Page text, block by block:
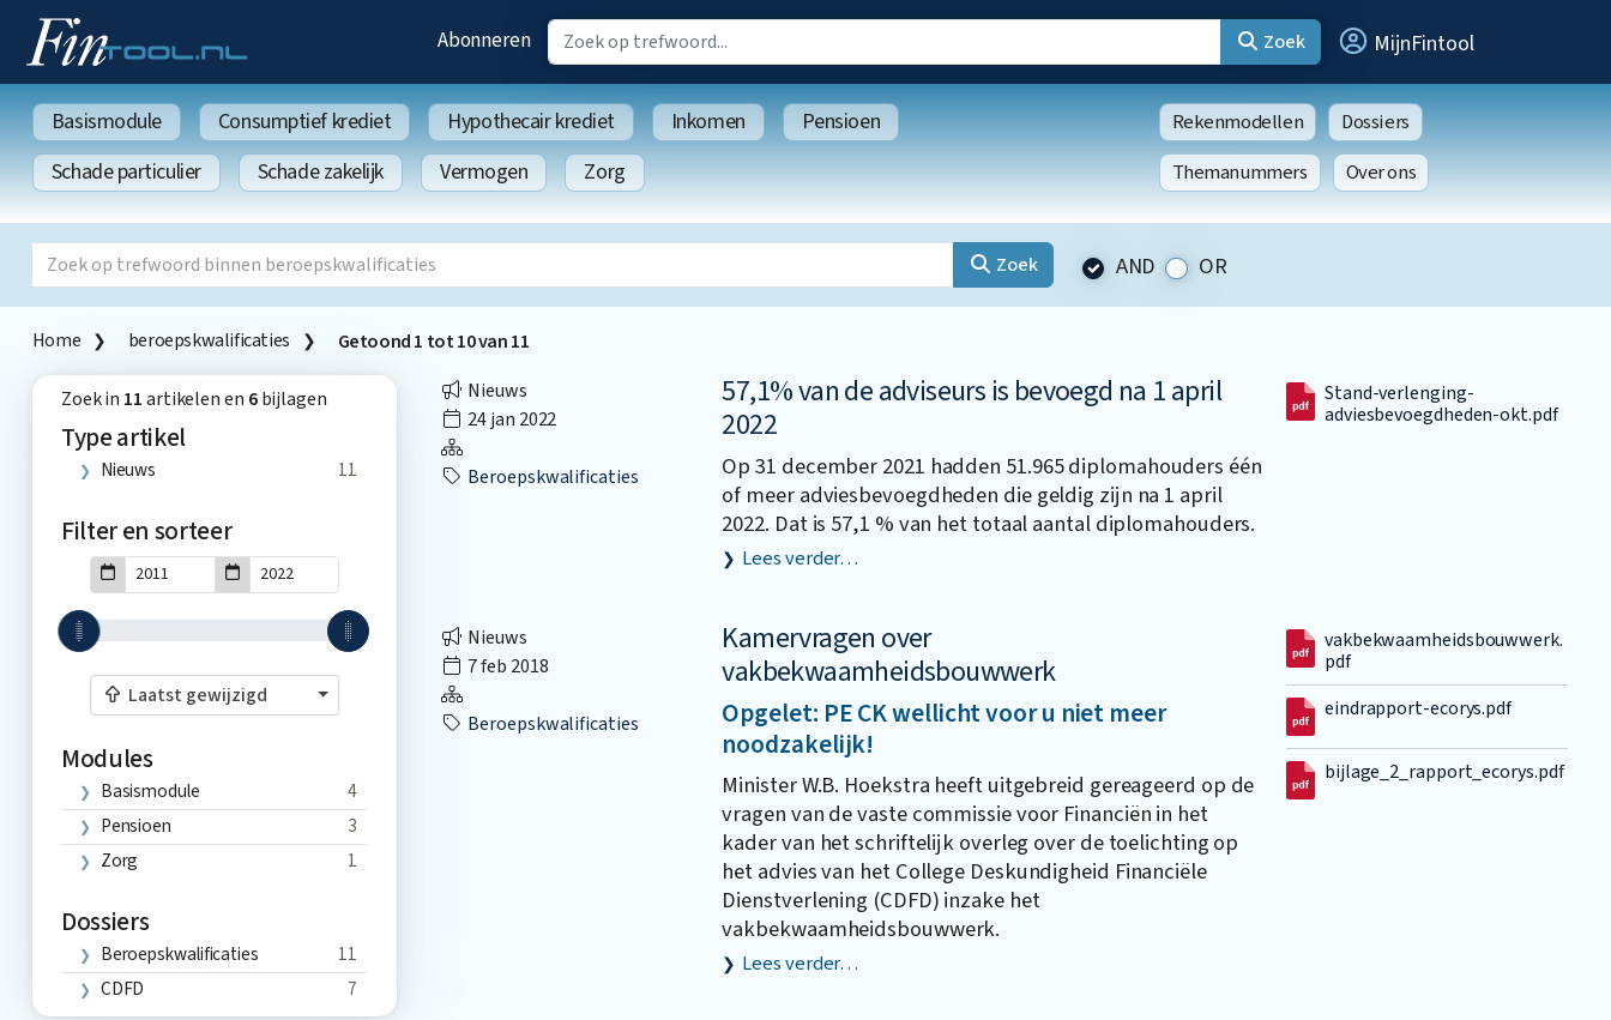
Abonneren Zoek MijnFintool
Basismodule Consumptief krediet Hypothecair krediet Inkomen
Pensioen
Schade particulier
Schade zakelijk Vermogen Zorg
Rekenmodellen
Dossiers
Themanummers
Over ons
Zoek AND OR
Home beroepskwalificaties Getoond1 tot10van11
Zoek in 11artikelen en 6bijlagen
Type artikel
Nieuws 11
Filter en sorteer
Laatst gewijzigd
Modules
Basismodule
4
Pensioen
3
Zorg
1
Dossiers
Beroepskwalificaties
11
CDFD
7
Nieuws
24 jan 2022
Beroepskwalificaties
57,1% van de adviseurs is bevoegd na 1 april
2022
Op 31 december 2021 hadden 51.965 diplomahouders één
of meer adviesbevoegdheden die geldig zijn na 1 april
2022. Dat is 57,1 % van het totaal aantal diplomahouders.
Lees verder…
Stand-verlenging-
adviesbevoegdheden-okt.pdf
Nieuws
7 feb 2018
Beroepskwalificaties
Kamervragen over
vakbekwaamheidsbouwwerk
Opgelet: PE CK wellicht voor u niet meer
noodzakelijk!
Minister W.B. Hoekstra heeft uitgebreid gereageerd op de
vragen van de vaste commissie voor Financiën in het
kader van het schriftelijk overleg over de toelichting op
het advies van het College Deskundigheid Financiële
Dienstverlening (CDFD) inzake het
vakbekwaamheidsbouwwerk.
Lees verder…
vakbekwaamheidsbouwwerk.
pdf
eindrapport-ecorys.pdf
bijlage_2_rapport_ecorys.pdf